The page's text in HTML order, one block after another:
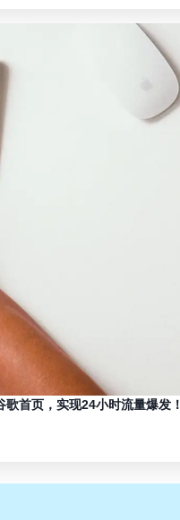
歌首页，实现24小时流量爆发！